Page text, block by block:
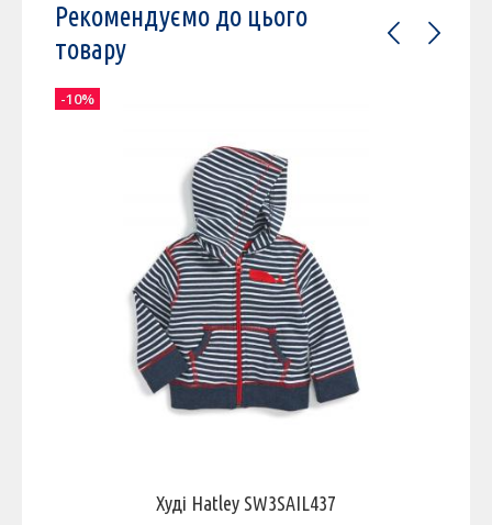
Рекомендуємо до цього
товару
Худі Hatley SW3SAIL437
-10%